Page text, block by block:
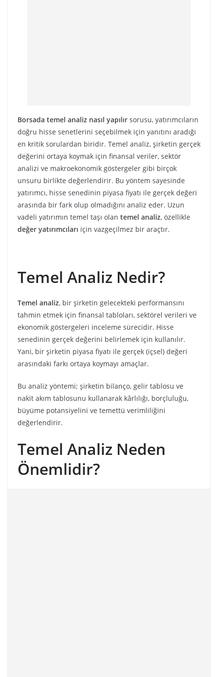
Borsada temel analiz nasıl yapılır sorusu, yatırımcıların
doğru hisse senetlerini seçebilmek için yanıtını aradığı
en kritik sorulardan biridir. Temel analiz, şirketin gerçek
değerini ortaya koymak için finansal veriler, sektör
analizi ve makroekonomik göstergeler gibi birçok
unsuru birlikte değerlendirir. Bu yöntem sayesinde
yatırımcı, hisse senedinin piyasa fiyatı ile gerçek değeri
arasında bir fark olup olmadığını analiz eder. Uzun
vadeli yatırımın temel taşı olan temel analiz, özellikle
değer yatırımcıları için vazgeçilmez bir araçtır.
Temel Analiz Nedir?
Temel analiz, bir şirketin gelecekteki performansını
tahmin etmek için finansal tabloları, sektörel verileri ve
ekonomik göstergeleri inceleme sürecidir. Hisse
senedinin gerçek değerini belirlemek için kullanılır.
Yani, bir şirketin piyasa fiyatı ile gerçek (içsel) değeri
arasındaki farkı ortaya koymayı amaçlar.
Bu analiz yöntemi; şirketin bilanço, gelir tablosu ve
nakit akım tablosunu kullanarak kârlılığı, borçluluğu,
büyüme potansiyelini ve temettü verimliliğini
değerlendirir.
Temel Analiz Neden
Önemlidir?